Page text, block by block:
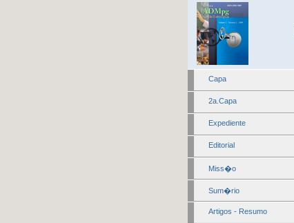
Capa
2a.Capa
Expediente
Editorial
Miss�o
Sum�rio
Artigos - Resumo